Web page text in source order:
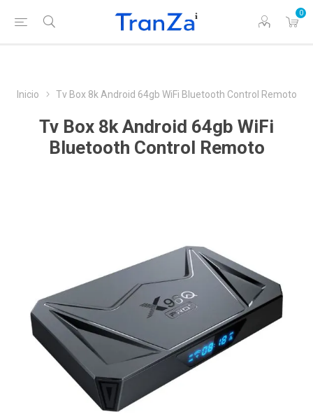
0
Inicio Tv Box 8k Android 64gb WiFi Bluetooth Control Remoto
Tv Box 8k Android 64gb WiFi
Bluetooth Control Remoto